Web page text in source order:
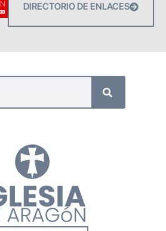
DIRECTORIO DE ENLACES